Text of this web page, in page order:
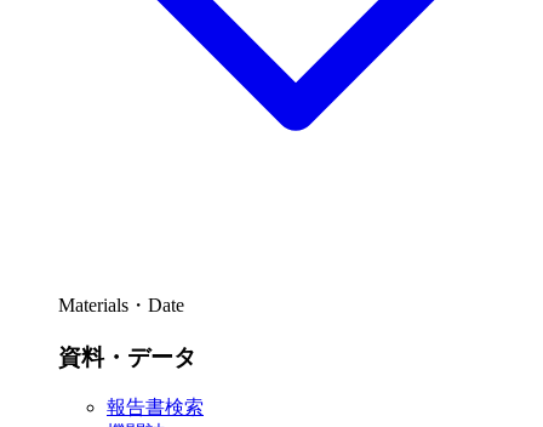
Materials・Date
資料・データ
報告書検索